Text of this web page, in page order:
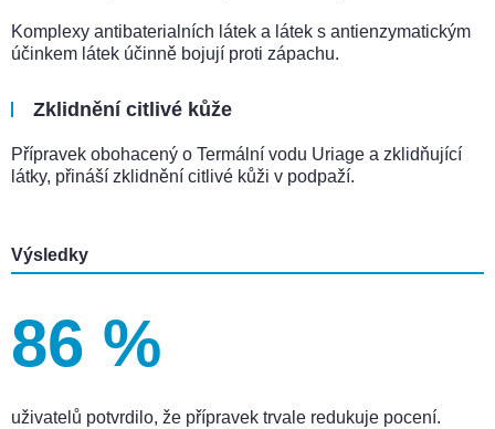
Komplexy antibaterialních látek a látek s antienzymatickým
účinkem látek účinně bojují proti zápachu.
Zklidnění citlivé kůže
Přípravek obohacený o Termální vodu Uriage a zklidňující
látky, přináší zklidnění citlivé kůži v podpaží.
Výsledky
86 %
uživatelů potvrdilo, že přípravek trvale redukuje pocení.